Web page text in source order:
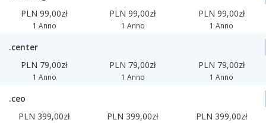
PLN 99,00zł
1 Anno
PLN 99,00zł
1 Anno
PLN 99,00zł
1 Anno
.center
PLN 79,00zł
1 Anno
PLN 79,00zł
1 Anno
PLN 79,00zł
1 Anno
.ceo
PLN 399,00zł
PLN 399,00zł PLN 399,00zł